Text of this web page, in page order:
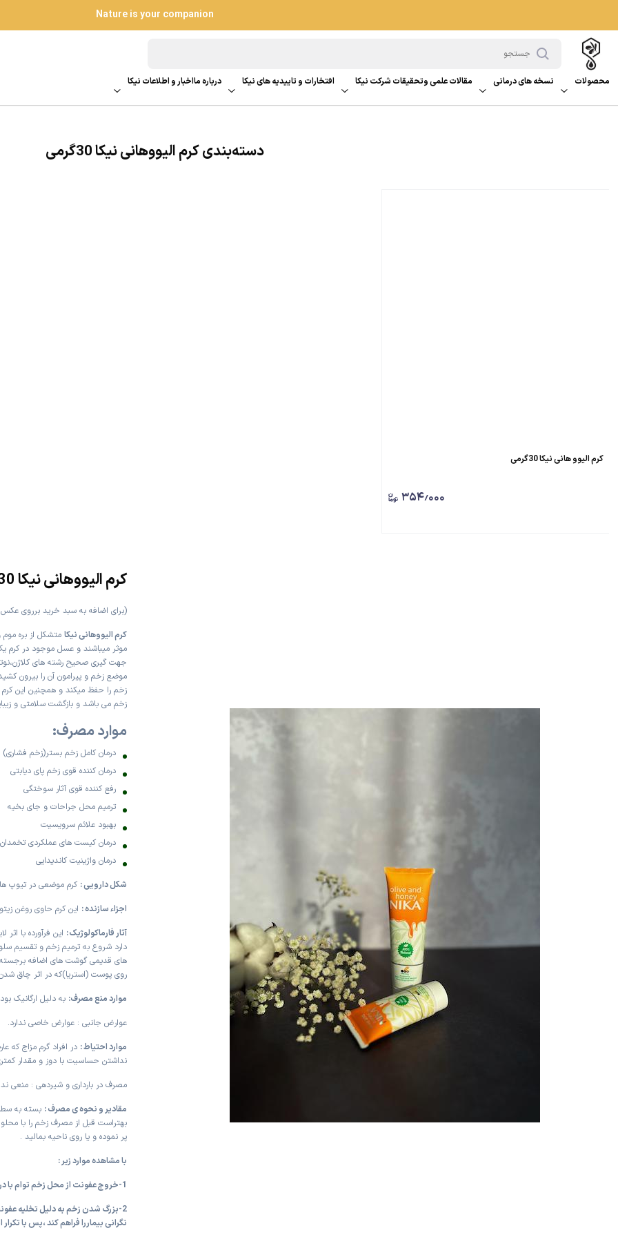
Nature is your companion
محصولات نسخه های درمانی مقالات علمی وتحقیقات شرکت نیکا افتخارات و تاییدیه های نیکا درباره مااخبار و اطلاعات نیکا
دسته‌بندی کرم الیووهانی نیکا 30گرمی
کرم الیوو هانی نیکا 30گرمی
۳۵۴٫۰۰۰
کرم الیووهانی نیکا 30گرمی
(برای اضافه به سبد خرید برروی
کرم الیووهانی نیکا متشکل از بره
موثر میباشند و عسل موجود در کرم
جهت گیری صحیح رشته های
موضع زخم و پیرامون آن را بیرون
زخم را حفظ میکند و همچنین این کرم
زخم می باشد و بازگشت سلامتی و
موارد مصرف:
درمان کامل زخم بستر(زخم فشاری)
درمان کننده قوی زخم پای دیابتی
رفع کننده قوی آثار سوختگی
ترمیم محل جراحات و جای بخیه
بهبود علائم سرویسیت
درمان کیست های عملکردی تخمدان
درمان واژینیت کاندیدایی
شکل دارویی : کرم موضعی در تیوپ های 30 و 60
اجزاء سازنده : این کرم حاوی روغن
آثار فارماکولوژیک : این فرآورده با
دارد شروع به ترمیم زخم و تقسیم
های قدیمی گوشت های اضافه
روی پوست (استریا)که در اثر چاق شدن
موارد منع مصرف: به دلیل ارگانیک
عوارض جانبی : عوارض خاصی ندارد.
موارد احتیاط : در افراد گرم مزاج که
نداشتن حساسیت با دوز و مقدار
مصرف در بارداری و شیردهی : منعی
مقادیر و نحوه ی مصرف : بسته به
بهتراست قبل از مصرف زخم را با
پر نموده و یا روی ناحیه بمالید .
با مشاهده موارد زیر :
1-خروج عفونت از محل زخم توام با درد در ناحیه زخم و اطراف آن
2-بزرگ شدن زخم به دلیل تخلیه
نگرانی بیماررا فراهم کند ،پس با